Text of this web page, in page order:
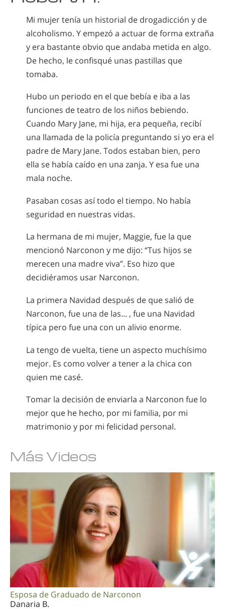
Mi mujer tenía un historial de drogadicción y de
alcoholismo. Y empezó a actuar de forma extraña
y era bastante obvio que andaba metida en algo.
De hecho, le confisqué unas pastillas que
tomaba.
Hubo un periodo en el que bebía e iba a las
funciones de teatro de los niños bebiendo.
Cuando Mary Jane, mi hija, era pequeña, recibí
una llamada de la policía preguntando si yo era el
padre de Mary Jane. Todos estaban bien, pero
ella se había caído en una zanja. Y esa fue una
mala noche.
Pasaban cosas así todo el tiempo. No había
seguridad en nuestras vidas.
La hermana de mi mujer, Maggie, fue la que
mencionó Narconon y me dijo: “Tus hijos se
merecen una madre viva”. Eso hizo que
decidiéramos usar Narconon.
La primera Navidad después de que salió de
Narconon, fue una de las... , fue una Navidad
típica pero fue una con un alivio enorme.
La tengo de vuelta, tiene un aspecto muchísimo
mejor. Es como volver a tener a la chica con
quien me casé.
Tomar la decisión de enviarla a Narconon fue lo
mejor que he hecho, por mi familia, por mi
matrimonio y por mi felicidad personal.
Más Videos
Esposa de Graduado de Narconon
Danaria B.